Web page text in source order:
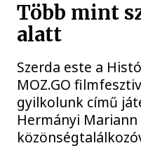
Több mint
alatt
Szerda este a
MOZ.GO
gyilkolunk című
Hermányi